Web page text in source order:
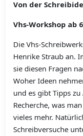
Von der
Vhs-Workshop ab
Die Vhs-
Henrike Straub an.
sie diesen Fragen
Woher Ideen
und es gibt Tipps
Recherche, was
vieles mehr.
Schreibversuche